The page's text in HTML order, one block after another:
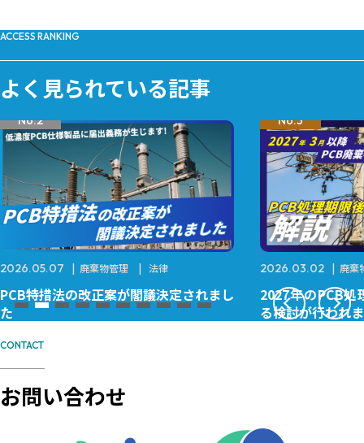
ACCESS RANKING
よく見られている記事
No.2
2026.05.07 廃棄物管理 法律
PCB特措法の改正案が閣議決定されまし
た
No.3
2026.03.02 廃棄
2027年のPCB
る検討が行われ
CONTACT
お問い合わせ